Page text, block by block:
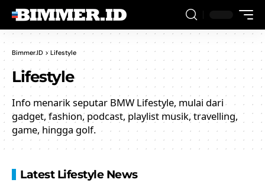
Bimmer.ID >Lifestyle
Lifestyle
Info menarik seputar BMW Lifestyle, mulai dari
gadget, fashion, podcast, playlist musik, travelling,
game, hingga golf.
Latest Lifestyle News